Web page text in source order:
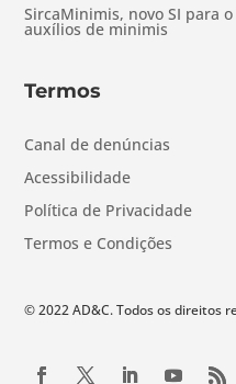
SircaMinimis, novo SI para
auxílios de minimis
Termos
Canal de denúncias
Acessibilidade
Política de Privacidade
Termos e Condições
© 2022 AD&C. Todos os direitos